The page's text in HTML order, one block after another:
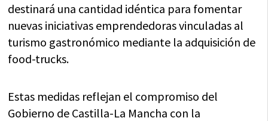
destinará una cantidad idéntica para fomentar
nuevas iniciativas emprendedoras vinculadas al
turismo gastronómico mediante la adquisición de
food-trucks.
Estas medidas reflejan el compromiso del
Gobierno de Castilla-La Mancha con la